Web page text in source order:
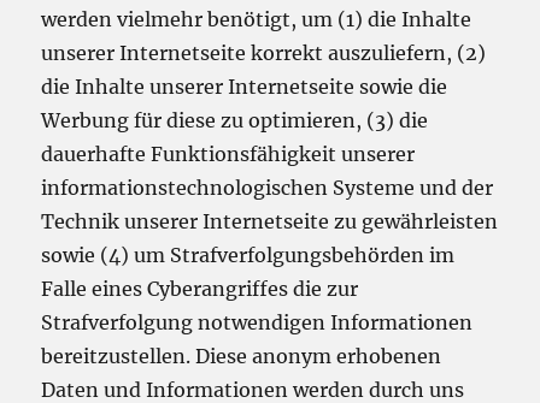
werden vielmehr benötigt, um (1) die Inhalte
unserer Internetseite korrekt auszuliefern, (2)
die Inhalte unserer Internetseite sowie die
Werbung für diese zu optimieren, (3) die
dauerhafte Funktionsfähigkeit unserer
informationstechnologischen Systeme und der
Technik unserer Internetseite zu gewährleisten
sowie (4) um Strafverfolgungsbehörden im
Falle eines Cyberangriffes die zur
Strafverfolgung notwendigen Informationen
bereitzustellen. Diese anonym erhobenen
Daten und Informationen werden durch uns